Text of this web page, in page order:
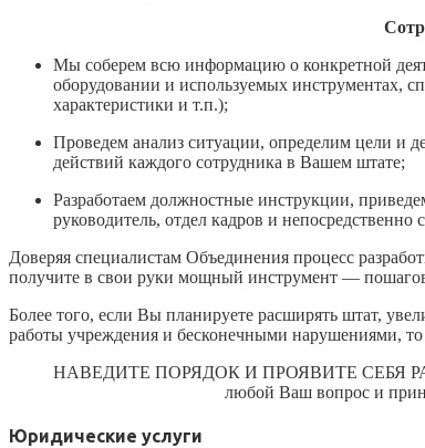
Мы соберем всю информацию о конкретной
оборудовании и используемых инструментах,
характеристики и т.п.);
Проведем анализ ситуации, определим цели и
действий каждого сотрудника в Вашем штате;
Разработаем должностные инструкции,
руководитель, отдел кадров и
Доверяя специалистам Объединения процесс
получите в свои руки мощный инструмент —
Более того, если Вы планируете расширять штат,
работы учреждения и бесконечными нарушениями,
НАВЕДИТЕ ПОРЯДОК И ПРОЯВИТЕ СЕБЯ
любой Ваш вопрос и
Юридические услуги